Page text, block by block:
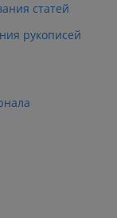
статей
рукописей